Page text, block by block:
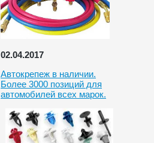
02.04.2017
Автокрепеж в наличии.
Более 3000 позиций для
автомобилей всех марок.